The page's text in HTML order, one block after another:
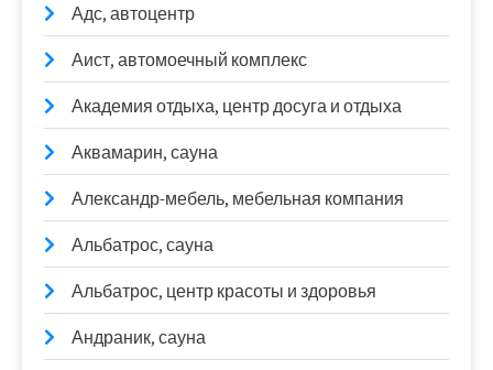
Адс, автоцентр
Аист, автомоечный комплекс
Академия отдыха, центр досуга и отдыха
Аквамарин, сауна
Александр-мебель, мебельная компания
Альбатрос, сауна
Альбатрос, центр красоты и здоровья
Андраник, сауна